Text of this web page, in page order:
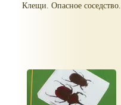
Клещи. Опасное соседство.